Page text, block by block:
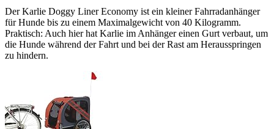
Der Karlie Doggy Liner Economy ist ein kleiner Fahrradanhänger
für Hunde bis zu einem Maximalgewicht von 40 Kilogramm.
Praktisch: Auch hier hat Karlie im Anhänger einen Gurt verbaut, um
die Hunde während der Fahrt und bei der Rast am Herausspringen
zu hindern.